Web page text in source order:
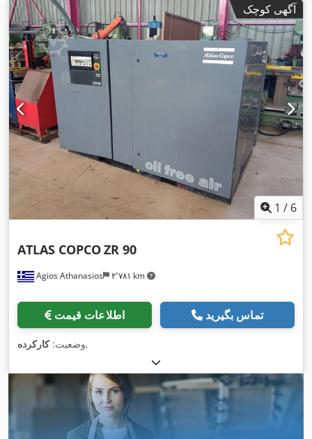
آگهی کوچک
1 / 6
Agios Athanasios ۲٬۷۸۱ km
ATLAS COPCOZR 90
اطلاعات قیمت تماس بگیرید
وضعیت:کارکرده ,